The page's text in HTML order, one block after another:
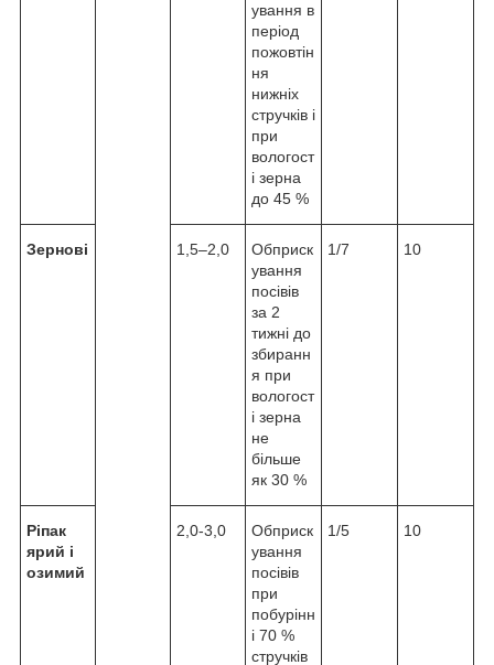
ування в
період
пожовтін
ня
нижніх
стручків і
при
вологост
і зерна
до 45 %
Зернові 1,5–2,0
Обприск
ування
посівів
за 2
тижні до
збиранн
я при
вологост
і зерна
не
більше
як 30 %
1/7 10
Ріпак
ярий і
озимий
2,0-3,0
Обприск
ування
посівів
при
побурінн
і 70 %
стручків
1/5 10